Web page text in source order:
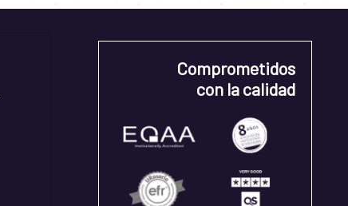
Comprometidos
con la calidad